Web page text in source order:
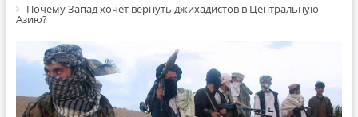
Почему Запад хочет вернуть джихадистов в Центральную
Азию?